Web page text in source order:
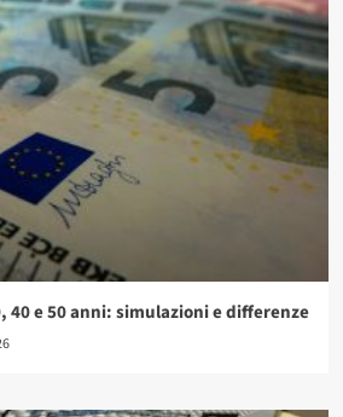
40 e 50 anni: simulazioni e differenze